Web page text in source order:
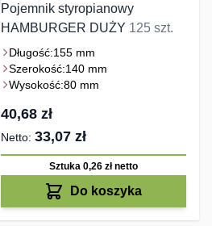
Pojemnik styropianowy
HAMBURGER DUŻY 125 szt.
Długość:155 mm
Szerokość:140 mm
Wysokość:80 mm
40,68 zł
33,07 zł
Sztuka 0,26 złnetto
Do koszyka